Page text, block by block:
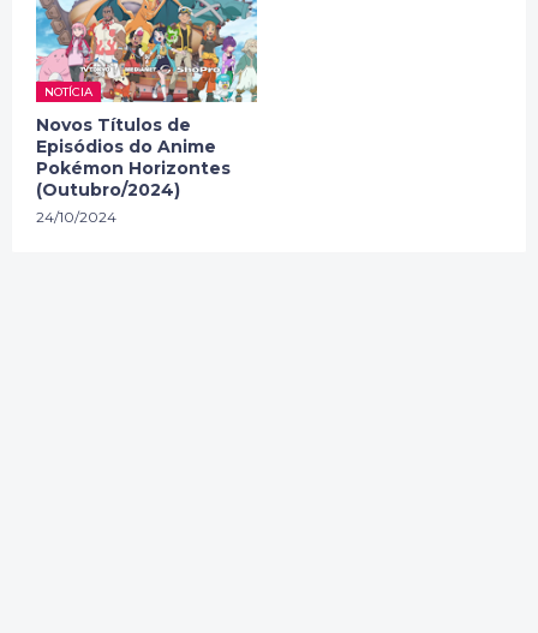
NOTÍCIA
Novos Títulos de
Episódios do Anime
Pokémon Horizontes
(Outubro/2024)
24/10/2024